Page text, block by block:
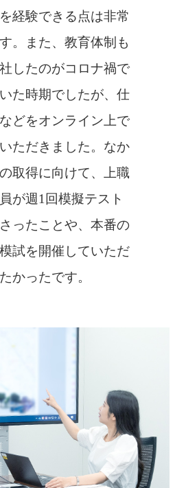
経験できる点は非常
。また、教育体制も
したのがコロナ禍で
た時期でしたが、仕
どをオンライン上で
ただきました。なか
取得に向けて、上職
が週1回模擬テスト
ったことや、本番の
試を開催していただ
かったです。